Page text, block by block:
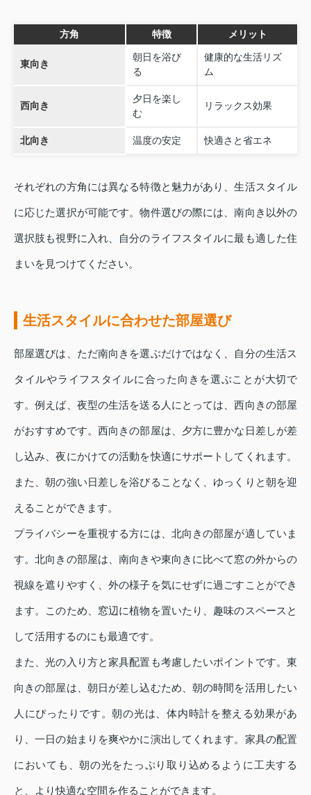
方角 特徴 メリット
東向き
朝日を浴び
る
健康的な生活リズ
ム
西向き
夕日を楽し
む
リラックス効果
北向き 温度の安定 快適さと省エネ
それぞれの方角には異なる特徴と魅力があり、生活スタイル
に応じた選択が可能です。物件選びの際には、南向き以外の
選択肢も視野に入れ、自分のライフスタイルに最も適した住
まいを見つけてください。
生活スタイルに合わせた部屋選び
部屋選びは、ただ南向きを選ぶだけではなく、自分の生活ス
タイルやライフスタイルに合った向きを選ぶことが大切で
す。例えば、夜型の生活を送る人にとっては、西向きの部屋
がおすすめです。西向きの部屋は、夕方に豊かな日差しが差
し込み、夜にかけての活動を快適にサポートしてくれます。
また、朝の強い日差しを浴びることなく、ゆっくりと朝を迎
えることができます。
プライバシーを重視する方には、北向きの部屋が適していま
す。北向きの部屋は、南向きや東向きに比べて窓の外からの
視線を遮りやすく、外の様子を気にせずに過ごすことができ
ます。このため、窓辺に植物を置いたり、趣味のスペースと
して活用するのにも最適です。
また、光の入り方と家具配置も考慮したいポイントです。東
向きの部屋は、朝日が差し込むため、朝の時間を活用したい
人にぴったりです。朝の光は、体内時計を整える効果があ
り、一日の始まりを爽やかに演出してくれます。家具の配置
においても、朝の光をたっぷり取り込めるように工夫する
と、より快適な空間を作ることができます。